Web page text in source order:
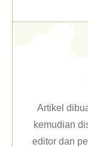
Artikel
kemudian
editor dan